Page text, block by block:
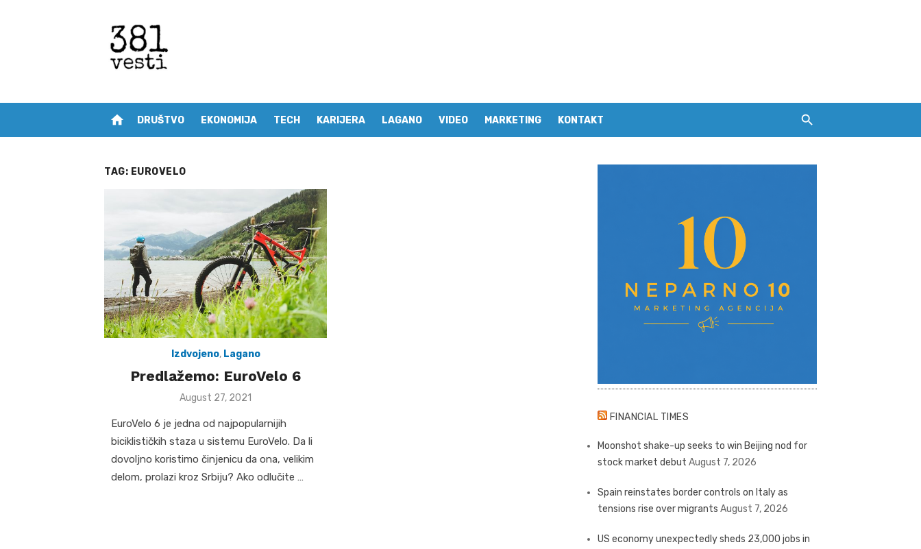
home DRUŠTVO EKONOMIJA TECH KARIJERA LAGANO VIDEO MARKETING KONTAKT
TAG: EUROVELO
Izdvojeno, Lagano
Predlažemo: EuroVelo 6
Posted
August 27, 2021
EuroVelo 6 je jedna od najpopularnijih
biciklističkih staza u sistemu EuroVelo. Da li
dovoljno koristimo činjenicu da ona, velikim
delom, prolazi kroz Srbiju? Ako odlučite …
FINANCIAL TIMES
Moonshot shake-up seeks to win Beijing nod for
stock market debut August 7, 2026
Spain reinstates border controls on Italy as
tensions rise over migrants August 7, 2026
US economy unexpectedly sheds 23,000 jobs in